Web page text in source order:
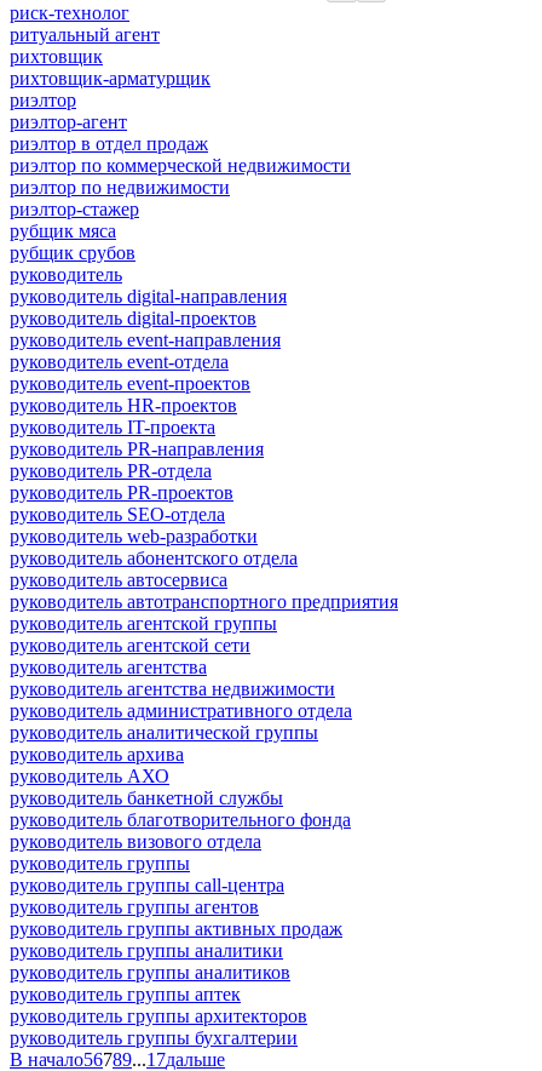
риск-технолог
ритуальный агент
рихтовщик
рихтовщик-арматурщик
риэлтор
риэлтор-агент
риэлтор в отдел продаж
риэлтор по коммерческой недвижимости
риэлтор по недвижимости
риэлтор-стажер
рубщик мяса
рубщик срубов
руководитель
руководитель digital-направления
руководитель digital-проектов
руководитель event-направления
руководитель event-отдела
руководитель event-проектов
руководитель HR-проектов
руководитель IT-проекта
руководитель PR-направления
руководитель PR-отдела
руководитель PR-проектов
руководитель SEO-отдела
руководитель web-разработки
руководитель абонентского отдела
руководитель автосервиса
руководитель автотранспортного предприятия
руководитель агентской группы
руководитель агентской сети
руководитель агентства
руководитель агентства недвижимости
руководитель административного отдела
руководитель аналитической группы
руководитель архива
руководитель АХО
руководитель банкетной службы
руководитель благотворительного фонда
руководитель визового отдела
руководитель группы
руководитель группы call-центра
руководитель группы агентов
руководитель группы активных продаж
руководитель группы аналитики
руководитель группы аналитиков
руководитель группы аптек
руководитель группы архитекторов
руководитель группы бухгалтерии
В начало56789...17дальше